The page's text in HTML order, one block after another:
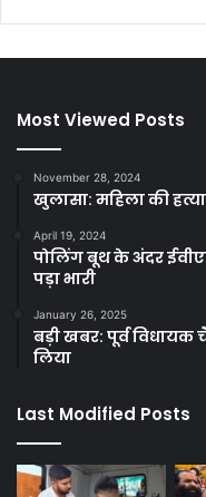
Most Viewed Posts
November 28, 2024
खुलासा: महिला की
April 19, 2024
पोलिंग बूथ के अंदर
पड़ा भारी
January 26, 2025
बड़ी खबर: पूर्व
लिया
Last Modified Posts